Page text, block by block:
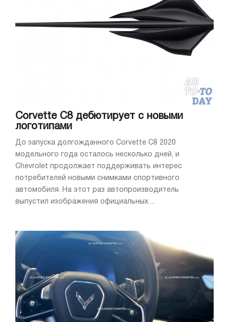
Corvette C8 дебютирует с новыми
логотипами
До запуска долгожданного Corvette C8 2020
модельного года осталось несколько дней, и
Chevrolet продолжает поддерживать интерес
потребителей новыми снимками спортивного
автомобиля. На этот раз автопроизводитель
выпустил изображения официальных ...